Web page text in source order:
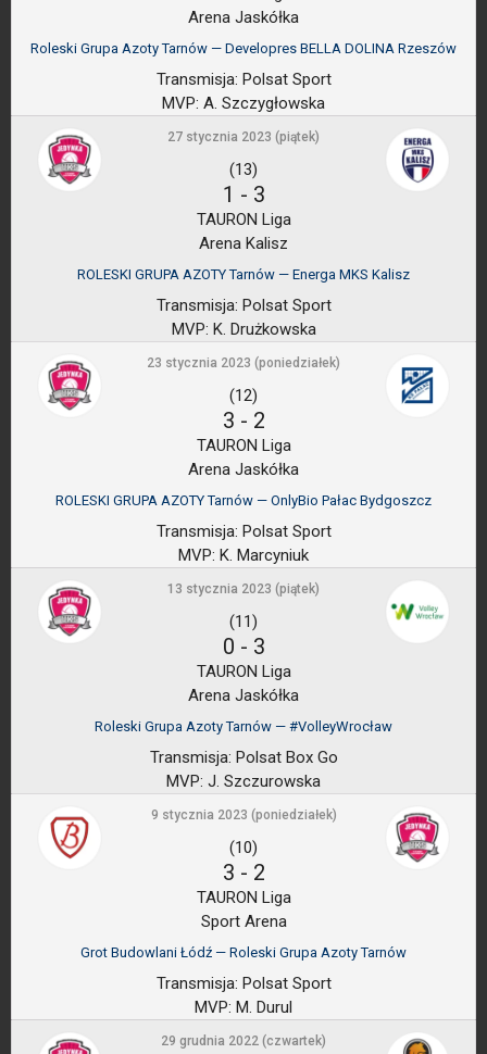
Arena Jaskółka
Roleski Grupa Azoty Tarnów — Developres BELLA DOLINA Rzeszów
Transmisja: Polsat Sport
MVP: A. Szczygłowska
27 stycznia 2023 (piątek)
(13)
1 - 3
TAURON Liga
Arena Kalisz
ROLESKI GRUPA AZOTY Tarnów — Energa MKS Kalisz
Transmisja: Polsat Sport
MVP: K. Drużkowska
23 stycznia 2023 (poniedziałek)
(12)
3 - 2
TAURON Liga
Arena Jaskółka
ROLESKI GRUPA AZOTY Tarnów — OnlyBio Pałac Bydgoszcz
Transmisja: Polsat Sport
MVP: K. Marcyniuk
13 stycznia 2023 (piątek)
(11)
0 - 3
TAURON Liga
Arena Jaskółka
Roleski Grupa Azoty Tarnów — #VolleyWrocław
Transmisja: Polsat Box Go
MVP: J. Szczurowska
9 stycznia 2023 (poniedziałek)
(10)
3 - 2
TAURON Liga
Sport Arena
Grot Budowlani Łódź — Roleski Grupa Azoty Tarnów
Transmisja: Polsat Sport
MVP: M. Durul
29 grudnia 2022 (czwartek)